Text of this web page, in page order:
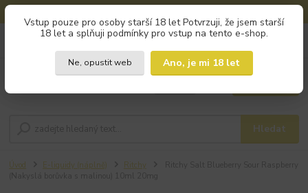
Vstup pouze pro osoby starší 18 let Potvrzuji, že jsem starší
18 let a splňuji podmínky pro vstup na tento e-shop.
Ne, opustit web
Ano, je mi 18 let
Hledat
+420 793 960 166
Úvod E-liquidy (náplně) Ritchy